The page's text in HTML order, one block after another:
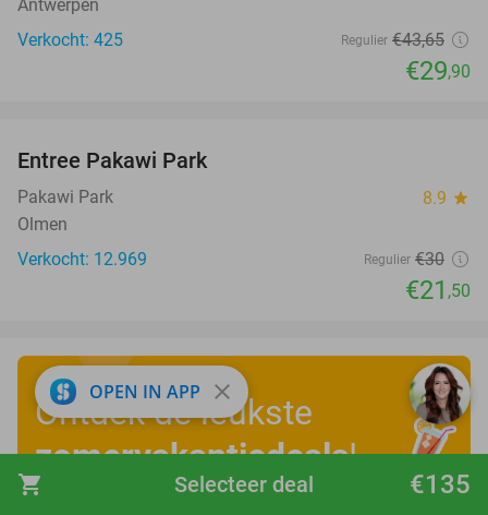
shopping_cart €135
Selecteer deal
Antwerpen
Verkocht: 425
Regulier €43,65
€29,90
Entree Pakawi Park
Pakawi Park 8.9 star
Olmen
Verkocht: 12.969
Regulier €30
€21 ,50
Ontdek de leukste
zomervakantiedeals!
OPEN IN APP close